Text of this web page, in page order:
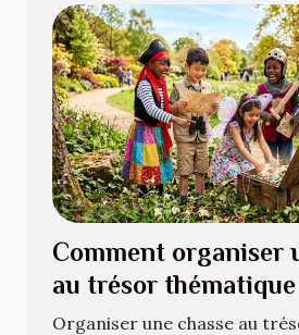
Comment organiser
au trésor
enfants de différents
Organiser une chasse au